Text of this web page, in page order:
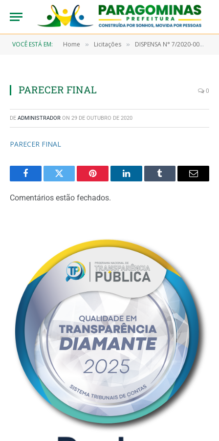
VOCÊ ESTÁ EM: Home » Licitações » DISPENSA N° 7/2020-00060 (aquisição de teste rápido para utilização na triagem dos profissionais de saúde e pacientes que apresentarem sintomas com quadro clínico sugestivo ao COVID-19 e população em geral)
PARECER FINAL 0
DE ADMINISTRADOR ON 29 DE OUTUBRO DE 2020
PARECER FINAL
FacebookTwitter Pinterest LinkedInTumblr Email
Comentários estão fechados.